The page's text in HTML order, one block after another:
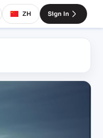
ZH Sign In